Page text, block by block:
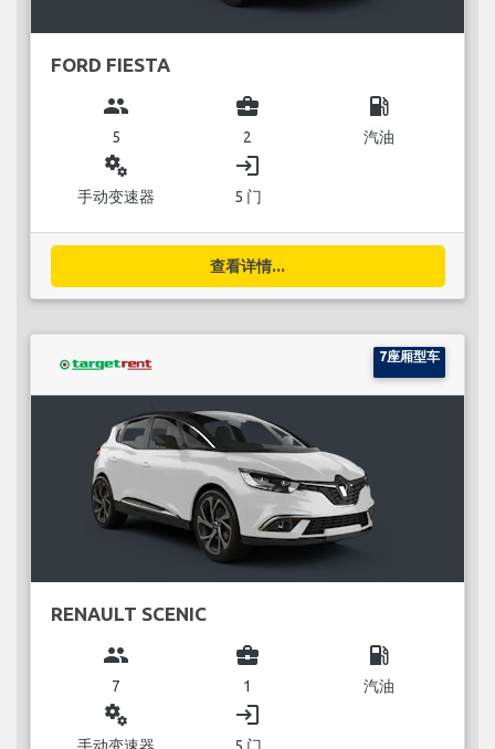
FORD FIESTA
group
5
business_center
2
local_gas_station
汽油
miscellaneous_services
手动变速器
login
5 门
查看详情...
7座厢型车
RENAULT SCENIC
group
7
business_center
1
local_gas_station
汽油
miscellaneous_services login